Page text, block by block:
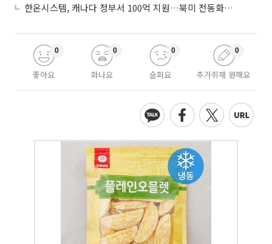
한온시스템, 캐나다 정부서 100억 지원…북미 전동화 시장 가속
좋아요
0
화나요
0
슬퍼요
0
추가취재 원해요
0